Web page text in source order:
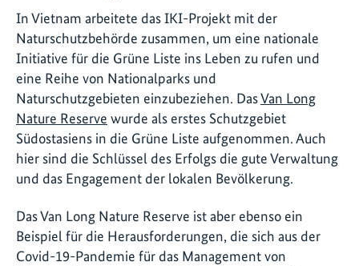
In Vietnam arbeitete das IKI-Projekt mit der
Naturschutzbehörde zusammen, um eine nationale
Initiative für die Grüne Liste ins Leben zu rufen und
eine Reihe von Nationalparks und
Naturschutzgebieten einzubeziehen. DasVan Long
Nature Reserve wurde als erstes Schutzgebiet
Südostasiens in die Grüne Liste aufgenommen. Auch
hier sind die Schlüssel des Erfolgs die gute Verwaltung
und das Engagement der lokalen Bevölkerung.
Das Van Long Nature Reserve ist aber ebenso ein
Beispiel für die Herausforderungen, die sich aus der
Covid-19-Pandemie für das Management von